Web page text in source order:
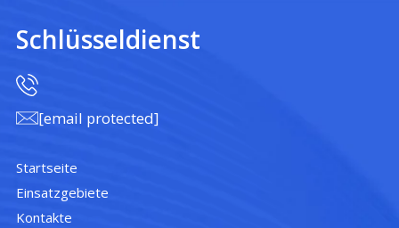
Schlüsseldienst
[email protected]
Startseite
Einsatzgebiete
Kontakte